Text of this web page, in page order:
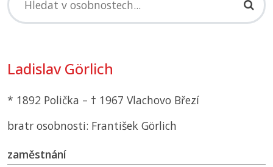
Ladislav Görlich
* 1892 Polička – † 1967 Vlachovo Březí
bratr osobnosti: František Görlich
zaměstnání